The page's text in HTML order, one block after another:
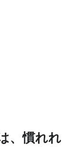
、慣れれ